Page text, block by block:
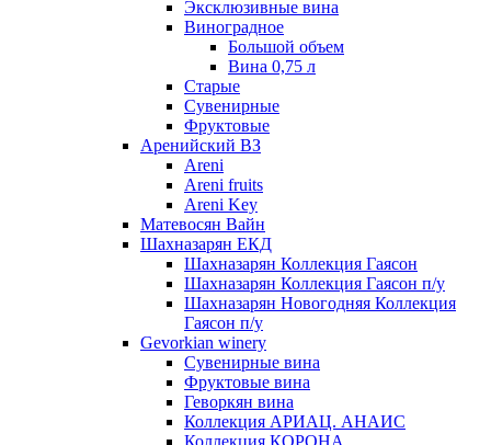
Эксклюзивные вина
Виноградное
Большой объем
Вина 0,75 л
Старые
Сувенирные
Фруктовые
Аренийский ВЗ
Areni
Areni fruits
Areni Key
Матевосян Вайн
Шахназарян ЕКД
Шахназарян Коллекция Гаясон
Шахназарян Коллекция Гаясон п/у
Шахназарян Новогодняя Коллекция
Гаясон п/у
Gevorkian winery
Сувенирные вина
Фруктовые вина
Геворкян вина
Коллекция АРИАЦ. АНАИС
Коллекция КОРОНА